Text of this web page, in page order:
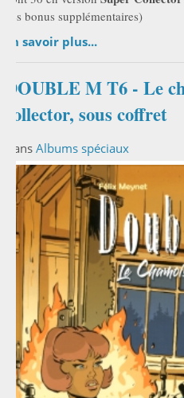
des bonus supplémentaires)
En savoir plus...
DOUBLE M T6 - Le
collector, sous coffret
Dans Albums spéciaux